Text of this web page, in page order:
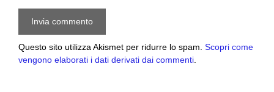
Questo sito utilizza Akismet per ridurre lo spam. Scopri come
vengono elaborati i dati derivati dai commenti.